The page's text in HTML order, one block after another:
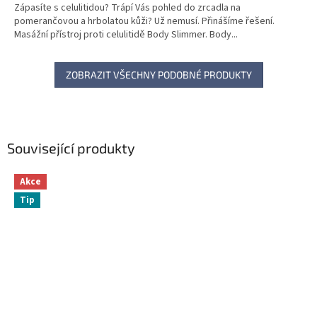
Související produkty
Akce
Tip
Zápasíte s celulitidou? Trápí Vás pohled do zrcadla na
pomerančovou a hrbolatou kůži? Už nemusí. Přinášíme řešení.
Masážní přístroj proti celulitidě Body Slimmer. Body...
ZOBRAZIT VŠECHNY PODOBNÉ PRODUKTY